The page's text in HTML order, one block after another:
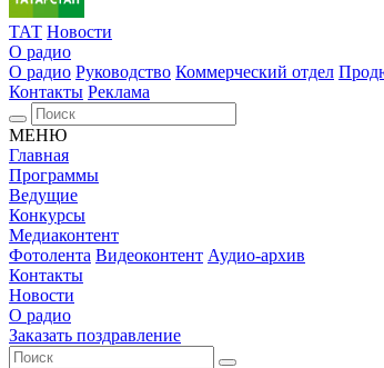
ТАТ Новости
О радио
О радио Руководство Коммерческий отдел
Контакты Реклама
МЕНЮ
Главная
Программы
Ведущие
Конкурсы
Медиаконтент
Фотолента Видеоконтент Аудио-архив
Контакты
Новости
О радио
Заказать поздравление